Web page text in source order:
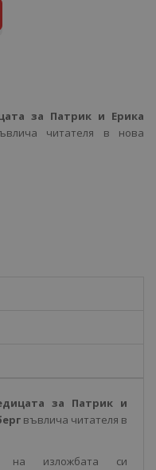
за Патрик и Ерика
читателя в нова
за Патрик и
въвлича читателя в
на изложбата си